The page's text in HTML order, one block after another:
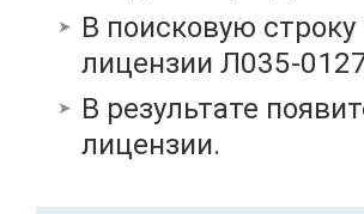
В поисковую
лицензии Л035-
В результате
лицензии.